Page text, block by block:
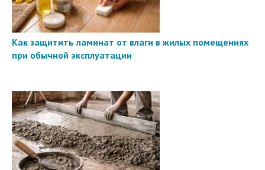
Как защитить ламинат от влаги в жилых помещениях
при обычной эксплуатации